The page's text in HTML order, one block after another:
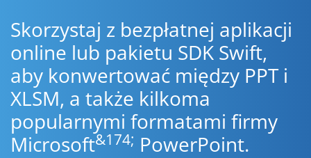
Skorzystaj z bezpłatnej aplikacji
online lub pakietu SDK Swift,
aby konwertować między PPT i
XLSM, a także kilkoma
popularnymi formatami firmy
Microsoft&174; PowerPoint.